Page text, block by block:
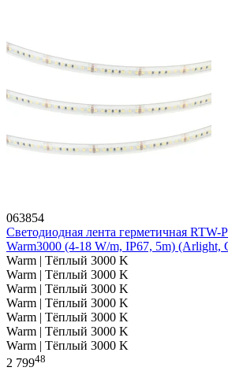
063854
Светодиодная лента герметичная RTW-
Warm3000 (4-18 W/m, IP67, 5m) (Arlight,
Warm | Тёплый 3000 K
Warm | Тёплый 3000 K
Warm | Тёплый 3000 K
Warm | Тёплый 3000 K
Warm | Тёплый 3000 K
Warm | Тёплый 3000 K
Warm | Тёплый 3000 K
2 79948